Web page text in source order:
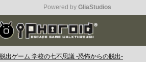
Mute
Powered by GliaStudios
脱出ゲーム 学校の七不思議 -恐怖からの脱出-